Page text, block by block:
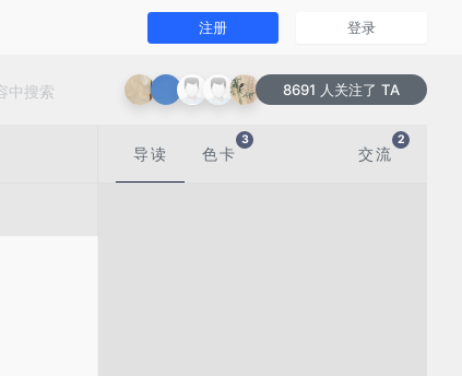
注册 登录
8691 人关注了 TA
导读 色卡
3
交流
2